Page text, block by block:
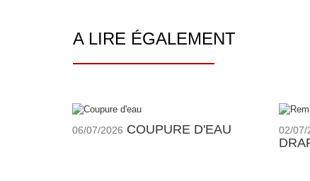
A LIRE ÉGALEMENT
06/07/2026 COUPURE D'EAU 02/07/